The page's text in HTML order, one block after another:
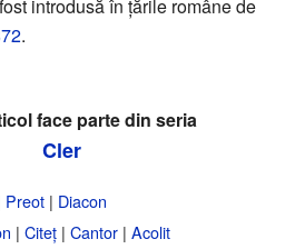
introdusă în țările române de
.
face parte din seria
Cler
Preot | Diacon
| Citeț | Cantor | Acolit